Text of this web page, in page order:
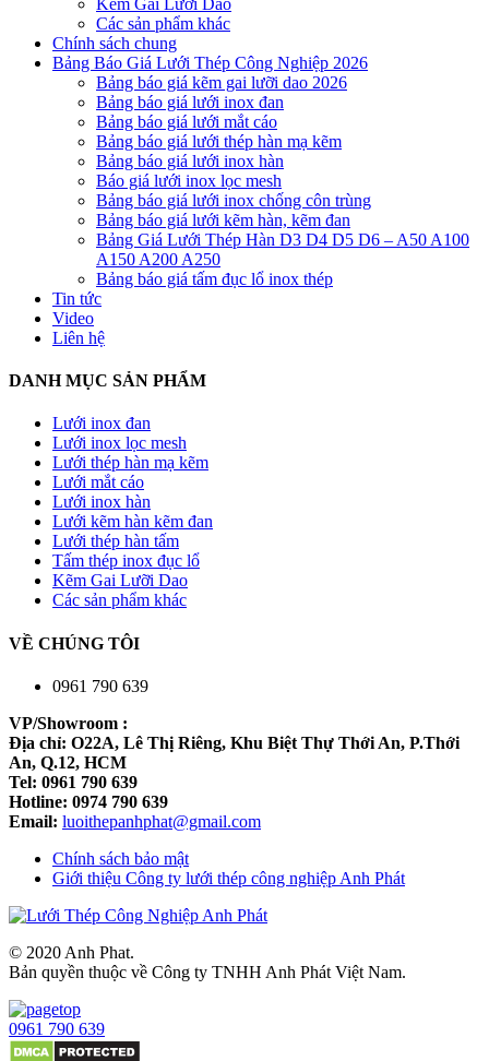
Các sản phẩm khác
Chính sách chung
Bảng Báo Giá Lưới Thép Công Nghiệp 2026
Bảng báo giá kẽm gai lưỡi dao 2026
Bảng báo giá lưới inox đan
Bảng báo giá lưới mắt cáo
Bảng báo giá lưới thép hàn mạ kẽm
Bảng báo giá lưới inox hàn
Báo giá lưới inox lọc mesh
Bảng báo giá lưới inox chống côn trùng
Bảng báo giá lưới kẽm hàn, kẽm đan
Bảng Giá Lưới Thép Hàn D3 D4 D5 D6 – A50 A100
A150 A200 A250
Bảng báo giá tấm đục lổ inox thép
Tin tức
Video
Liên hệ
DANH MỤC SẢN PHẨM
Lưới inox đan
Lưới inox lọc mesh
Lưới thép hàn mạ kẽm
Lưới mắt cáo
Lưới inox hàn
Lưới kẽm hàn kẽm đan
Lưới thép hàn tấm
Tấm thép inox đục lổ
Kẽm Gai Lưỡi Dao
Các sản phẩm khác
VỀ CHÚNG TÔI
0961 790 639
VP/Showroom :
Địa chỉ: O22A, Lê Thị Riêng, Khu Biệt Thự Thới An, P.Thới
An, Q.12, HCM
Tel: 0961 790 639
Hotline: 0974 790 639
Email: luoithepanhphat@gmail.com
Chính sách bảo mật
Giới thiệu Công ty lưới thép công nghiệp Anh Phát
© 2020 Anh Phat.
Bản quyền thuộc về Công ty TNHH Anh Phát Việt Nam.
0961 790 639